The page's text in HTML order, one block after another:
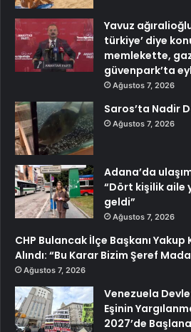
Yavuz
türkiye’ diye
memlekette,
güvenpark’ta
Ağustos 7, 2026
Saros’ta Nadir
Ağustos 7, 2026
Adana’da
“Dört kişilik aile
geldi”
Ağustos 7, 2026
CHP Bulancak İlçe Başkanı
Alındı: “Bu Karar Bizim Şeref
Ağustos 7, 2026
Venezuela
Eşinin
2027’de